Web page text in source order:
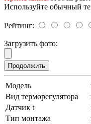
Используйте обычный
Рейтинг:
Загрузить фото:
Продолжить
Модель
Вид терморегулятора
Датчик t
Тип монтажа